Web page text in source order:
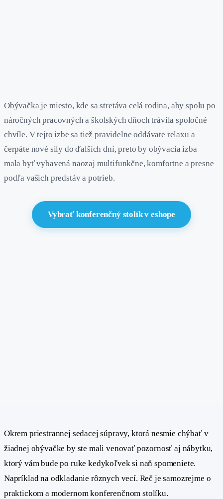
Obývačka je miesto, kde sa stretáva celá rodina, aby spolu po
náročných pracovných a školských dňoch trávila spoločné
chvíle. V tejto izbe sa tiež pravidelne oddávate relaxu a
čerpáte nové sily do ďalších dní, preto by obývacia izba
mala byť vybavená naozaj multifunkčne, komfortne a presne
podľa vašich predstáv a potrieb.
Vybrať konferenčný stolík v eshope
Okrem priestrannej sedacej súpravy, ktorá nesmie chýbať v
žiadnej obývačke by ste mali venovať pozornosť aj nábytku,
ktorý vám bude po ruke kedykoľvek si naň spomeniete.
Napríklad na odkladanie rôznych vecí. Reč je samozrejme o
praktickom a modernom konferenčnom stolíku.